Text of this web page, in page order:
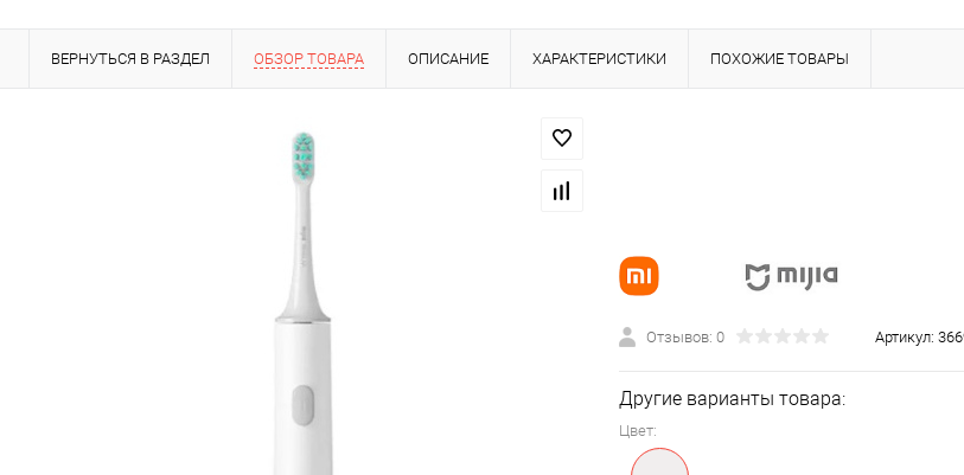
ВЕРНУТЬСЯ В РАЗДЕЛ ОБЗОР ТОВАРА ОПИСАНИЕ ХАРАКТЕРИСТИКИ ПОХОЖИЕ ТОВАРЫ
Отзывов: 0 Артикул:
Другие варианты товара:
Цвет: